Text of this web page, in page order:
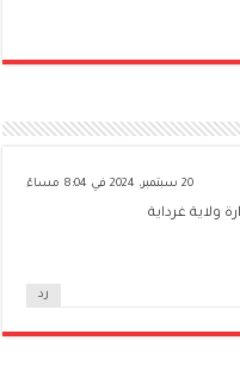
20 سبتمبر، 2024 في 8:04 مساءً
ولاية غرداية
رد